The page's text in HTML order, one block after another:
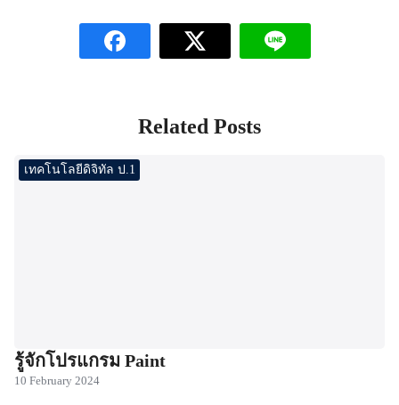
Related Posts
เทคโนโลยีดิจิทัล ป.1
รู้จักโปรแกรม Paint
10 February 2024